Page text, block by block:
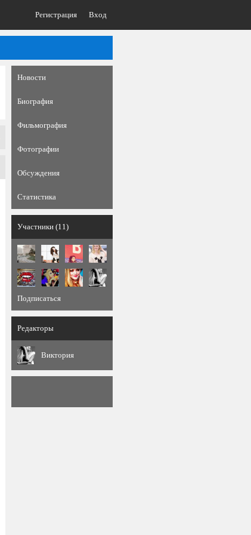
Регистрация Вход
Новости
Биография
Фильмография
Фотографии
Обсуждения
Статистика
Участники (11)
Подписаться
Редакторы
Виктория